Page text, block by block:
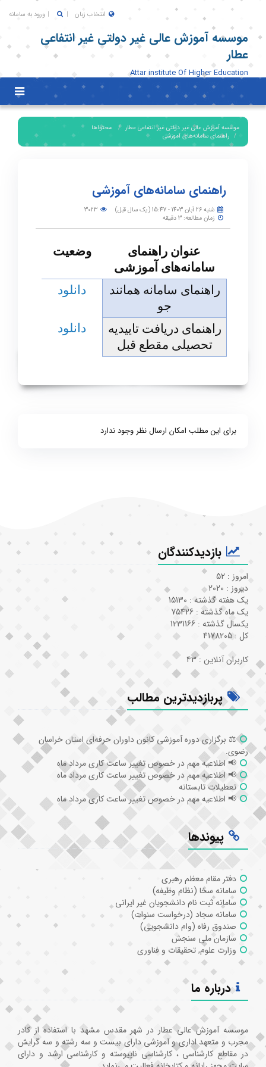
انتخاب زبان ورود به سامانه
موسسه آموزش عالی غیر دولتی غیر انتفاعی
عطار
Attar institute Of Higher Education
Toggle
موسسه آموزش عالی غیر دولتی غیر انتفاعی عطار
محتواها
راهنمای سامانه‌های آموزشی
راهنمای سامانه‌های آموزشی
شنبه 26 آبان 1403 - 15:47 (یک سال قبل)
زمان مطالعه: 3 دقیقه
وضعیت
عنوان راهنمای
سامانه‌های آموزشی
دانلود
راهنمای سامانه همانند
جو
دانلود
راهنمای دریافت تاییدیه
تحصیلی مقطع قبل
برای این مطلب امکان ارسال نظر وجود ندارد
بازدیدکنندگان
امروز : 52
دیروز : 2020
یک هفته گذشته : 15130
یک ماه گذشته : 75426
یکسال گذشته : 1231166
کل : 4178205
کاربران آنلاین : 43
پربازدیدترین مطالب
⚖️ برگزاری دوره آموزشی کانون داوران حرفه‌ای استان خراسان
رضوی.
📢 اطلاعیه مهم در خصوص تغییر ساعت کاری مرداد ماه
📢 اطلاعیه مهم در خصوص تغییر ساعت کاری مرداد ماه
تعطیلات تابستانه
📢 اطلاعیه مهم در خصوص تغییر ساعت کاری مرداد ماه
پیوندها
دفتر مقام معظم رهبری
سامانه سخا (نظام وظیفه)
سامانه ثبت نام دانشجویان غیر ایرانی
سامانه سجاد (درخواست سنوات)
صندوق رفاه (وام دانشجویی)
سازمان ملی سنجش
وزارت علوم, تحقیقات و فناوری
درباره ما
موسسه آموزش عالی عطار در شهر مقدس مشهد با استفاده از کادر
مجرب و متعهد اداری و آموزشی دارای بیست و سه رشته و سه گرایش
در مقاطع کارشناسی ، کارشناسی ناپیوسته و کارشناسی ارشد و دارای